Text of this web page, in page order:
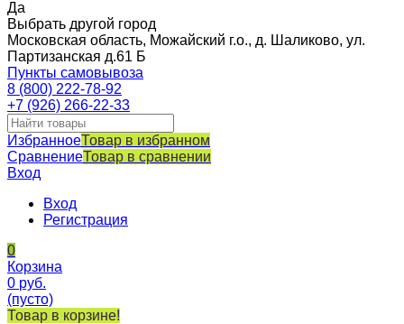
Да
Выбрать другой город
Московская область, Можайский г.о., д. Шаликово, ул.
Партизанская д.61 Б
Пункты самовывоза
8 (800) 222-78-92
+7 (926) 266-22-33
ИзбранноеТовар в избранном
СравнениеТовар в сравнении
Вход
Вход
Регистрация
0
Корзина
0 руб.
(пусто)
Товар в корзине!